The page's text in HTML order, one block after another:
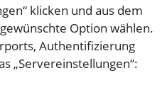
klicken und aus dem
Option wählen.
Authentifizierung
„Servereinstellungen“: